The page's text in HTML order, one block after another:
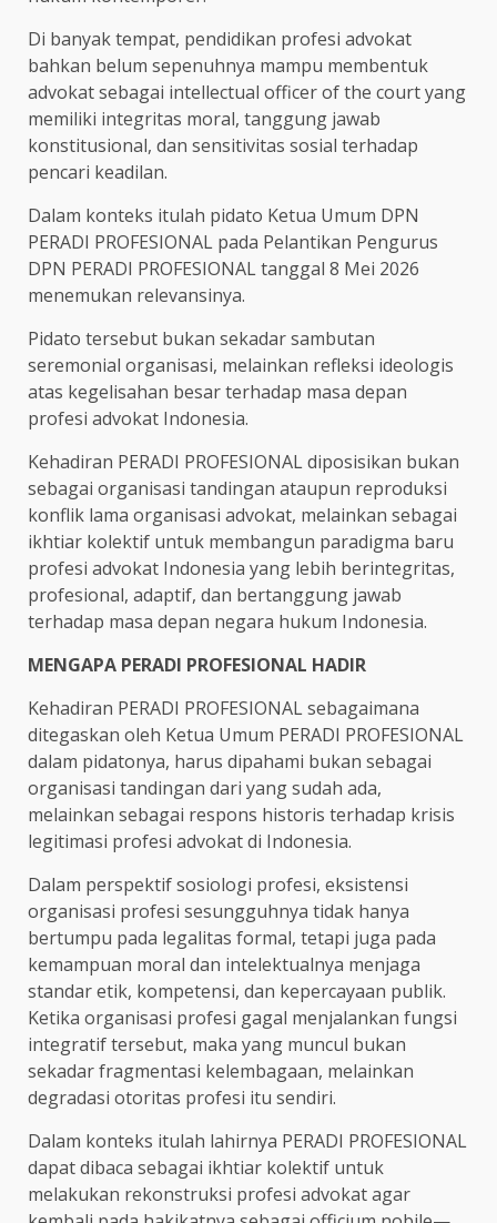
Di banyak tempat, pendidikan profesi advokat
bahkan belum sepenuhnya mampu membentuk
advokat sebagai intellectual officer of the court yang
memiliki integritas moral, tanggung jawab
konstitusional, dan sensitivitas sosial terhadap
pencari keadilan.
Dalam konteks itulah pidato Ketua Umum DPN
PERADI PROFESIONAL pada Pelantikan Pengurus
DPN PERADI PROFESIONAL tanggal 8 Mei 2026
menemukan relevansinya.
Pidato tersebut bukan sekadar sambutan
seremonial organisasi, melainkan refleksi ideologis
atas kegelisahan besar terhadap masa depan
profesi advokat Indonesia.
Kehadiran PERADI PROFESIONAL diposisikan bukan
sebagai organisasi tandingan ataupun reproduksi
konflik lama organisasi advokat, melainkan sebagai
ikhtiar kolektif untuk membangun paradigma baru
profesi advokat Indonesia yang lebih berintegritas,
profesional, adaptif, dan bertanggung jawab
terhadap masa depan negara hukum Indonesia.
MENGAPA PERADI PROFESIONAL HADIR
Kehadiran PERADI PROFESIONAL sebagaimana
ditegaskan oleh Ketua Umum PERADI PROFESIONAL
dalam pidatonya, harus dipahami bukan sebagai
organisasi tandingan dari yang sudah ada,
melainkan sebagai respons historis terhadap krisis
legitimasi profesi advokat di Indonesia.
Dalam perspektif sosiologi profesi, eksistensi
organisasi profesi sesungguhnya tidak hanya
bertumpu pada legalitas formal, tetapi juga pada
kemampuan moral dan intelektualnya menjaga
standar etik, kompetensi, dan kepercayaan publik.
Ketika organisasi profesi gagal menjalankan fungsi
integratif tersebut, maka yang muncul bukan
sekadar fragmentasi kelembagaan, melainkan
degradasi otoritas profesi itu sendiri.
Dalam konteks itulah lahirnya PERADI PROFESIONAL
dapat dibaca sebagai ikhtiar kolektif untuk
melakukan rekonstruksi profesi advokat agar